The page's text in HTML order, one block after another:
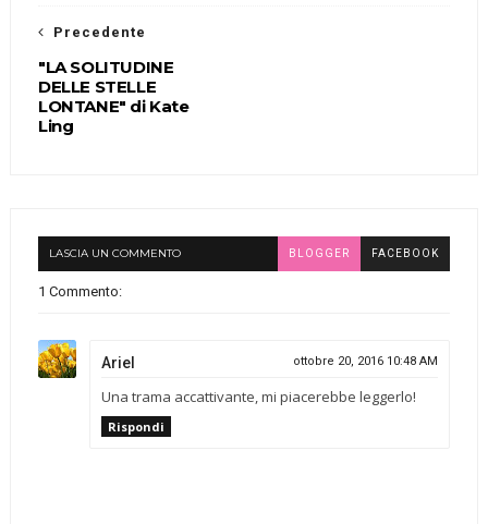
Precedente
"LA SOLITUDINE
DELLE STELLE
LONTANE" di Kate
Ling
LASCIA UN COMMENTO BLOGGER FACEBOOK
1 Commento:
Ariel ottobre 20, 2016 10:48 AM
Una trama accattivante, mi piacerebbe leggerlo!
Rispondi